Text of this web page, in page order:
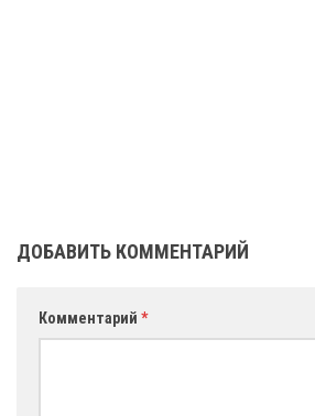
ДОБАВИТЬ КОММЕНТАРИЙ
Комментарий *